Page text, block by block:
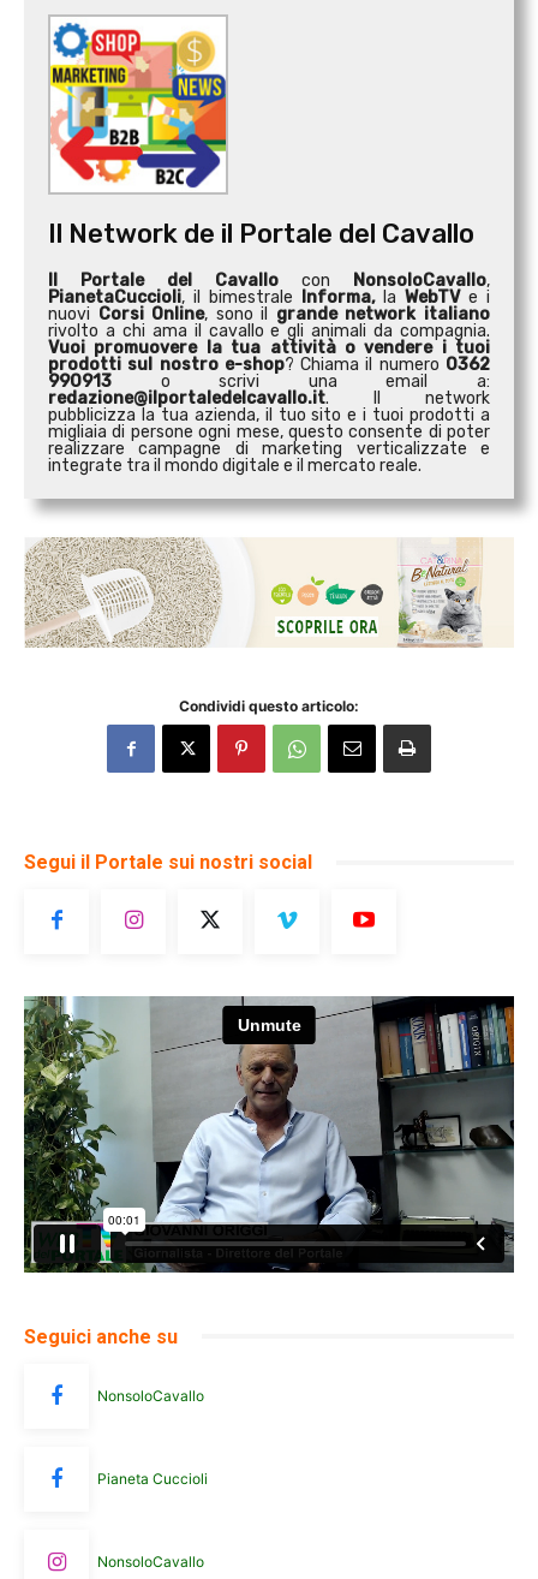
Il Network de il Portale del Cavallo
Il Portale del Cavallo con NonsoloCavallo,
PianetaCuccioli, il bimestrale Informa,laWebTVe i
nuovi Corsi Online, sono il grande network italiano
rivolto a chi ama il cavallo e gli animali da compagnia.
Vuoi promuovere la tua attività ovendere i tuoi
prodotti sul nostro e-shop? Chiama il numero 0362
990913 o scrivi una email a:
redazione@ilportaledelcavallo.it. Il network
pubblicizza la tua azienda, il tuo sito e i tuoi prodotti a
migliaia di persone ogni mese, questo consente di poter
realizzare campagne di marketing verticalizzate e
integrate tra il mondo digitale e il mercato reale.
Condividi questo articolo:
Segui il Portale sui nostri social
Seguici anche su
NonsoloCavallo
Pianeta Cuccioli
NonsoloCavallo